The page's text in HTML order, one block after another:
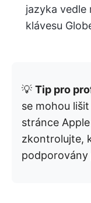
jazyka
klávesu
💡 Tip pro
se mohou
stránce
zkontrolujte,
podporovány